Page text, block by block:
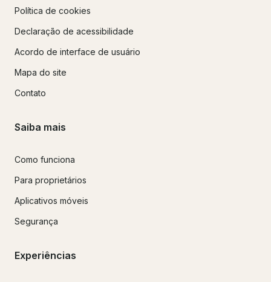
Política de cookies
Declaração de acessibilidade
Acordo de interface de usuário
Mapa do site
Contato
Saiba mais
Como funciona
Para proprietários
Aplicativos móveis
Segurança
Experiências